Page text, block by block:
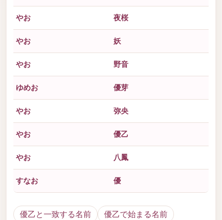
やお 夜桜
やお 妖
やお 野音
ゆめお 優芽
やお 弥央
やお 優乙
やお 八鳳
すなお 優
優乙と一致する名前
優乙で始まる名前